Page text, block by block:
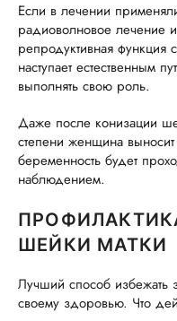
Если в лечении
радиоволновое лечение
репродуктивная функция
наступает естественным
выполнять свою роль.
Даже после конизации
степени женщина
беременность будет
наблюдением.
ШЕЙКИ МАТКИ
Лучший способ избежать
своему здоровью. Что